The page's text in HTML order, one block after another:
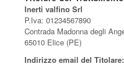
Inerti valfino Srl
P.Iva: 01234567890
Contrada Madonna degli
65010 Elice (PE)
Indirizzo email del Titolare: